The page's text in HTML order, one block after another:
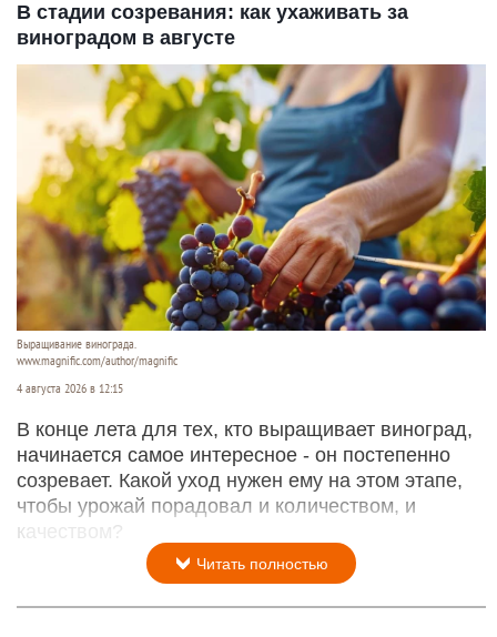
Телефон, приложение, профиль
Федор Позников
Пользователи из разных регионов страны
столкнулись с проблемами в работе турецкого и
южнокорейского мессенджеров. У некоторых не
отправляются сообщения, у других не приходит
код для входа.
Читать полностью
В стадии созревания: как ухаживать за
виноградом в августе